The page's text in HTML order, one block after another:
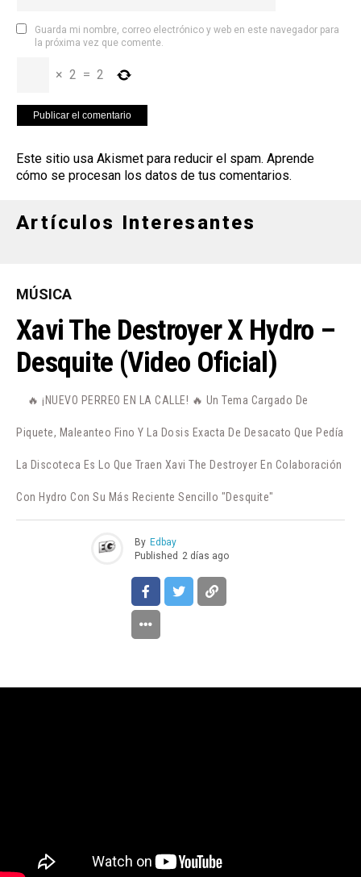
Guarda mi nombre, correo electrónico y web en este navegador para
la próxima vez que comente.
× 2 = 2
Este sitio usa Akismet para reducir el spam. Aprende
cómo se procesan los datos de tus comentarios.
Artículos Interesantes
MÚSICA
Xavi The Destroyer X Hydro –
Desquite (Video Oficial)
🔥 ¡NUEVO PERREO EN LA CALLE! 🔥 Un Tema Cargado De
Piquete, Maleanteo Fino Y La Dosis Exacta De Desacato Que Pedía
La Discoteca Es Lo Que Traen Xavi The Destroyer En Colaboración
Con Hydro Con Su Más Reciente Sencillo "Desquite"
By Edbay
Published 2 días ago